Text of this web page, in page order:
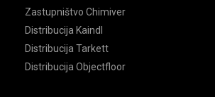
Zastupništvo Chimiver
Distribucija Kaindl
Distribucija Tarkett
Distribucija Objectfloor